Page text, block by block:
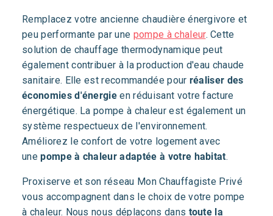
Remplacez votre ancienne chaudière énergivore et
peu performante par une pompe à chaleur. Cette
solution de chauffage thermodynamique peut
également contribuer à la production d'eau chaude
sanitaire. Elle est recommandée pour réaliser des
économies d'énergie en réduisant votre facture
énergétique. La pompe à chaleur est également un
système respectueux de l'environnement.
Améliorez le confort de votre logement avec
unepompe à chaleur adaptée à votre habitat.
Proxiserve et son réseau Mon Chauffagiste Privé
vous accompagnent dans le choix de votre pompe
à chaleur. Nous nous déplaçons dans toute la